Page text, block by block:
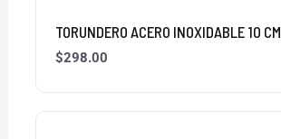
TORUNDERO ACERO INOXIDABLE 10 CM
$298.00